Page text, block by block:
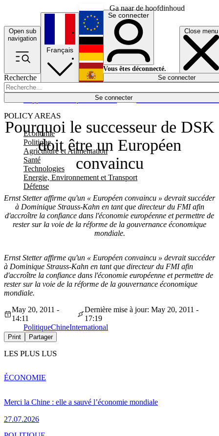
Ga naar de hoofdinhoud
Open sub
navigation
Close menu
Recherche
Se connecter
POLICY AREAS
Economie
Politique
Agriculture et Alimentation
Santé
Technologies
Energie, Environnement et Transport
Défense
Économie
Français
English
Deutsch
Español
Se connecter
Vous êtes déconnecté.
Se connecter
Pourquoi le successeur de DSK
doit être un Européen
convaincu
Ernst Stetter affirme qu'un « Européen convaincu » devrait succéder
à Dominique Strauss-Kahn en tant que directeur du FMI afin
d'accroître la confiance dans l'économie européenne et permettre de
rester sur la voie de la réforme de la gouvernance économique
mondiale.
Ernst Stetter affirme qu'un « Européen convaincu » devrait succéder
à Dominique Strauss-Kahn en tant que directeur du FMI afin
d'accroître la confiance dans l'économie européenne et permettre de
rester sur la voie de la réforme de la gouvernance économique
mondiale.
May 20, 2011 -
14:11
Dernière mise à jour: May 20, 2011 -
17:19
PolitiqueChineInternational
Print Partager
LES PLUS LUS
Merci la Chine : elle a sauvé l’économie mondiale
27.07.2026
ÉCONOMIE